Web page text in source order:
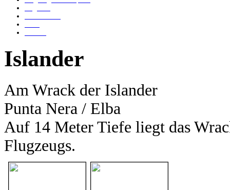
Islander
Am Wrack der Islander
Punta Nera / Elba
Auf 14 Meter Tiefe liegt das
Flugzeugs.